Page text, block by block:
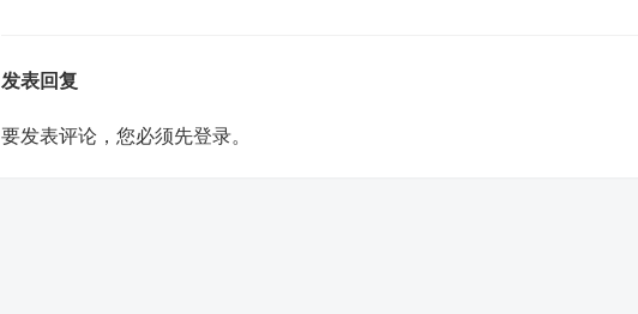
发表回复
要发表评论，您必须先登录。